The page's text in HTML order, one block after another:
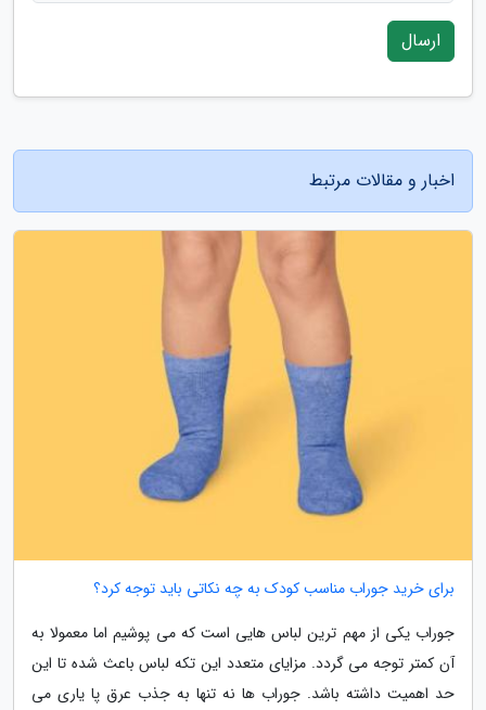
ارسال
اخبار و مقالات مرتبط
برای خرید جوراب مناسب کودک به چه نکاتی باید توجه کرد؟
جوراب یکی از مهم ترین لباس هایی است که می پوشیم اما معمولا به
آن کمتر توجه می گردد. مزایای متعدد این تکه لباس باعث شده تا این
حد اهمیت داشته باشد. جوراب ها نه تنها به جذب عرق پا یاری می